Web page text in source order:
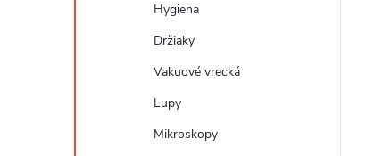
Hygiena
Držiaky
Vakuové vrecká
Lupy
Mikroskopy